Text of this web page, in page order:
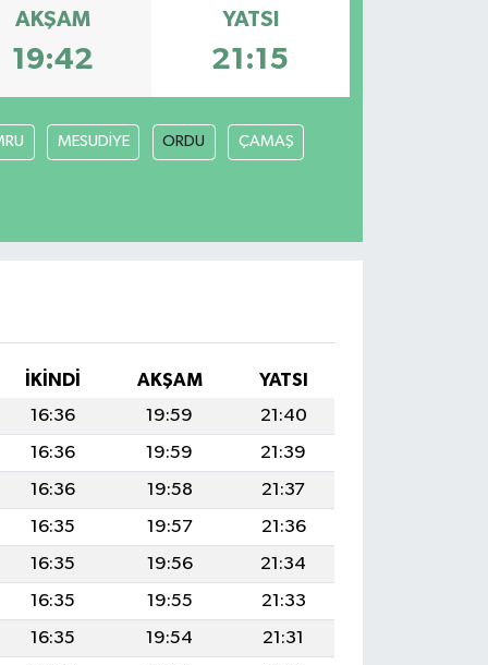
AKŞAM
19:42
YATSI
21:15
MESUDİYE ORDU ÇAMAŞ
İKINDI AKŞAM
YATSI
16:36 19:59
21:40
16:36 19:59
21:39
16:36 19:58
21:37
16:35 19:57
21:36
16:35 19:56
21:34
16:35 19:55
21:33
16:35 19:54
21:31